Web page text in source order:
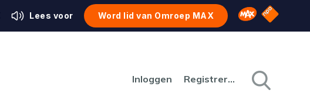
Lees voor Word lid van Omroep MAX Omroep MAX
NPO
Inloggen Registreren